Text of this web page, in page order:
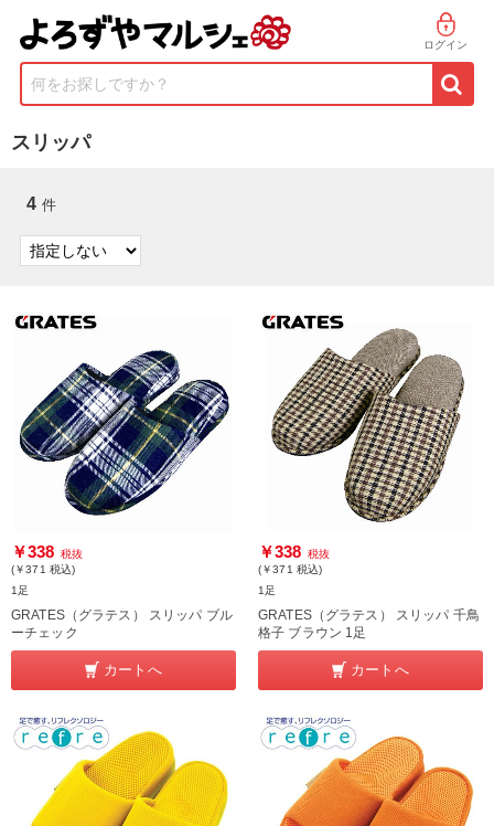
ログイン
何をお探しですか？
スリッパ
4 件
￥338 税抜
(￥371 税込)
1足
GRATES（グラテス） スリッパ ブル
ーチェック
カートへ
￥338 税抜
(￥371 税込)
1足
GRATES（グラテス） スリッパ 千鳥
格子 ブラウン 1足
カートへ